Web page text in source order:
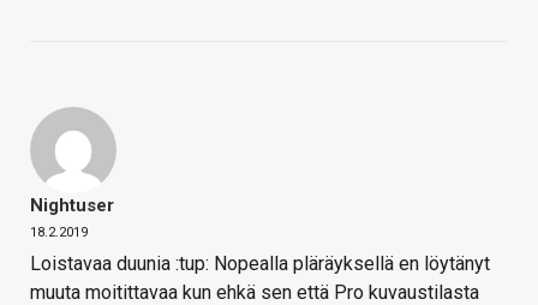
Nightuser
18.2.2019
Loistavaa duunia :tup: Nopealla pläräyksellä en löytänyt
muuta moitittavaa kun ehkä sen että Pro kuvaustilasta